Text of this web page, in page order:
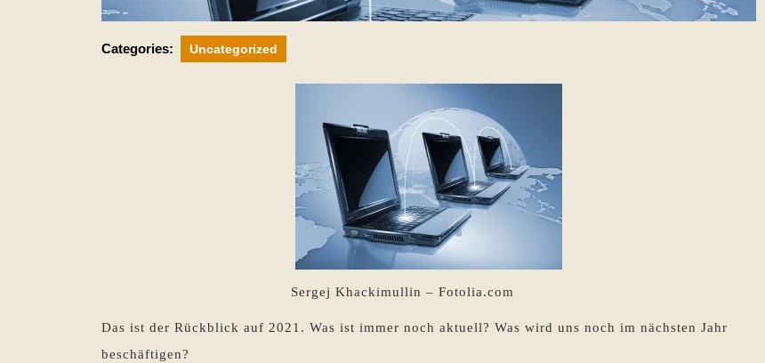
Categories: Uncategorized
Sergej Khackimullin – Fotolia.com
Das ist der Rückblick auf 2021. Was ist immer noch aktuell? Was wird uns noch im nächsten Jahr
beschäftigen?